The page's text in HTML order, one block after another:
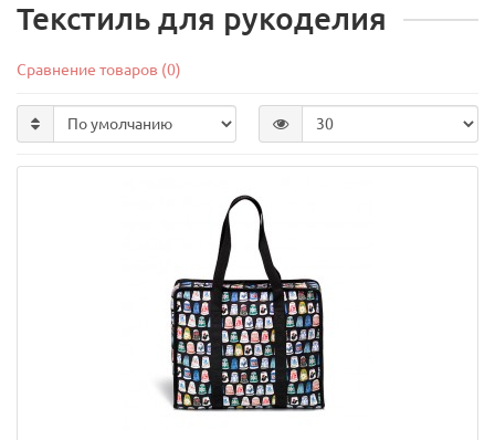
Текстиль для рукоделия
Сравнение товаров (0)